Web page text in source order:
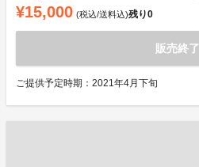
¥15,000 (税込/送料込)残り0
販売終了
ご提供予定時期：2021年4月下旬